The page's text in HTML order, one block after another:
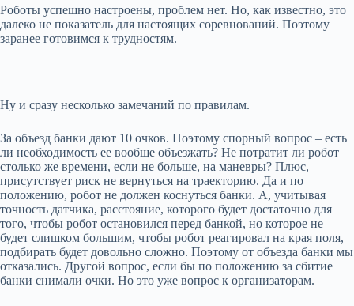
Роботы успешно настроены, проблем нет. Но, как известно, это
далеко не показатель для настоящих соревнований. Поэтому
заранее готовимся к трудностям.
Ну и сразу несколько замечаний по правилам.
За объезд банки дают 10 очков. Поэтому спорный вопрос – есть
ли необходимость ее вообще объезжать? Не потратит ли робот
столько же времени, если не больше, на маневры? Плюс,
присутствует риск не вернуться на траекторию. Да и по
положению, робот не должен коснуться банки. А, учитывая
точность датчика, расстояние, которого будет достаточно для
того, чтобы робот остановился перед банкой, но которое не
будет слишком большим, чтобы робот реагировал на края поля,
подбирать будет довольно сложно. Поэтому от объезда банки мы
отказались. Другой вопрос, если бы по положению за сбитие
банки снимали очки. Но это уже вопрос к организаторам.